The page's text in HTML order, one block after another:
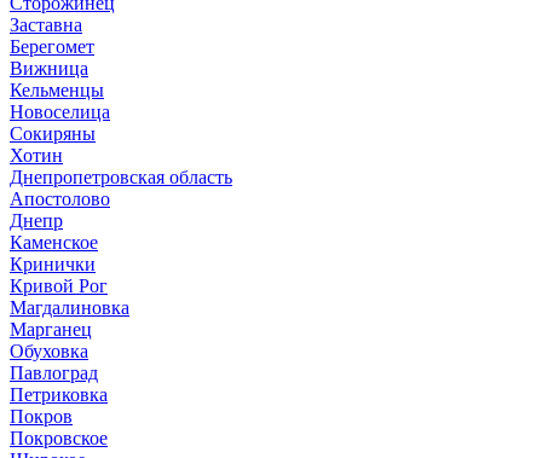
Заставна
Берегомет
Вижница
Кельменцы
Новоселица
Сокиряны
Хотин
Днепропетровская область
Апостолово
Днепр
Каменское
Кринички
Кривой Рог
Магдалиновка
Марганец
Обуховка
Павлоград
Петриковка
Покров
Покровское